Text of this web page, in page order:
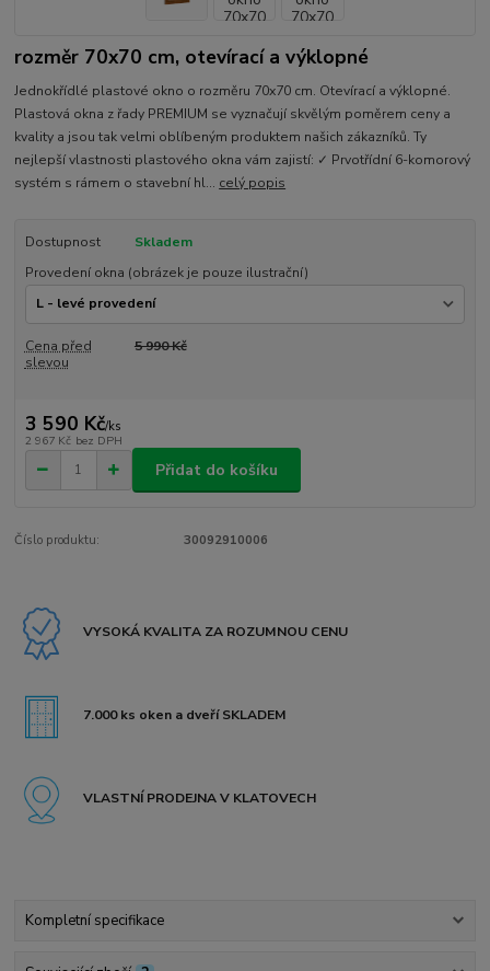
rozměr 70x70 cm, otevírací a výklopné
Jednokřídlé plastové okno o rozměru 70x70 cm. Otevírací a výklopné.
Plastová okna z řady PREMIUM se vyznačují skvělým poměrem ceny a
kvality a jsou tak velmi oblíbeným produktem našich zákazníků. Ty
nejlepší vlastnosti plastového okna vám zajistí: ✓ Prvotřídní 6-komorový
systém s rámem o stavební hl... celý popis
Dostupnost
Skladem
Provedení okna (obrázek je pouze ilustrační)
Cena před
slevou
5 990 Kč
3 590 Kč/ks
2 967 Kč bez DPH
Přidat do košíku
Číslo produktu: 30092910006
VYSOKÁ KVALITA ZA ROZUMNOU CENU
7.000 ks oken a dveří SKLADEM
VLASTNÍ PRODEJNA V KLATOVECH
Kompletní specifikace